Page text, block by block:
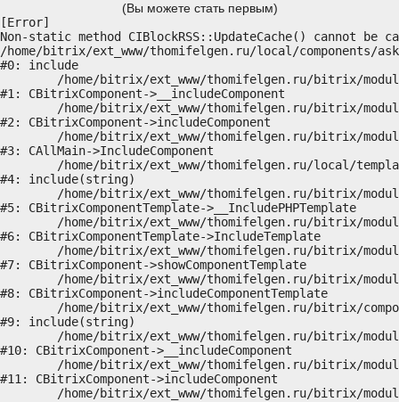
(Вы можете стать первым)
[Error]
Non-static method CIBlockRSS::UpdateCache() cannot
/home/bitrix/ext_www/thomifelgen.ru/local/components/
#0: include
#1: CBitrixComponent->__includeComponent
#2: CBitrixComponent->includeComponent
#3: CAllMain->IncludeComponent
#4: include(string)
#5: CBitrixComponentTemplate->__IncludePHPTemplate
#6: CBitrixComponentTemplate->IncludeTemplate
#7: CBitrixComponent->showComponentTemplate
#8: CBitrixComponent->includeComponentTemplate
#9: include(string)
#10: CBitrixComponent->__includeComponent
#11: CBitrixComponent->includeComponent